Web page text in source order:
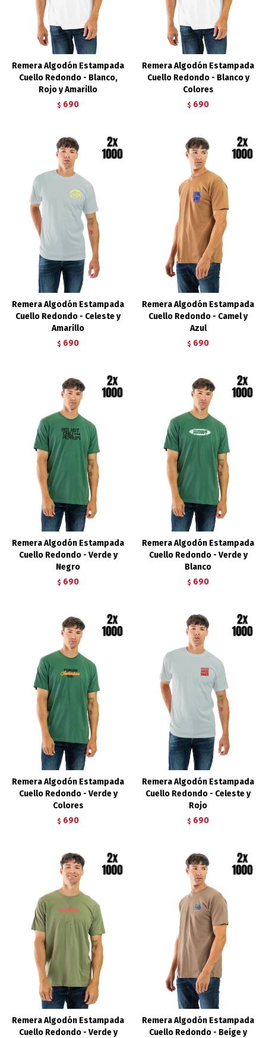
Remera Algodón Estampada
Cuello Redondo - Blanco,
Rojo y Amarillo
$ 690
Remera Algodón Estampada
Cuello Redondo - Blanco y
Colores
$ 690
Remera Algodón Estampada
Cuello Redondo - Celeste y
Amarillo
$ 690
Remera Algodón Estampada
Cuello Redondo - Camel y
Azul
$ 690
Remera Algodón Estampada
Cuello Redondo - Verde y
Negro
$ 690
Remera Algodón Estampada
Cuello Redondo - Verde y
Blanco
$ 690
Remera Algodón Estampada
Cuello Redondo - Verde y
Colores
$ 690
Remera Algodón Estampada
Cuello Redondo - Celeste y
Rojo
$ 690
Remera Algodón Estampada
Cuello Redondo - Verde y
Remera Algodón Estampada
Cuello Redondo - Beige y